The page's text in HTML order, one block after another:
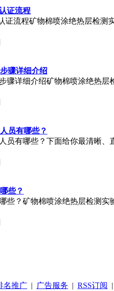
证流程
流程矿物棉喷涂绝热层检
骤详细介绍
骤详细介绍矿物棉喷涂绝热
员有哪些？
员有哪些？下面给你最清晰
些？
些？矿物棉喷涂绝热层检测
名推广 | 广告服务 | RSS订阅 |